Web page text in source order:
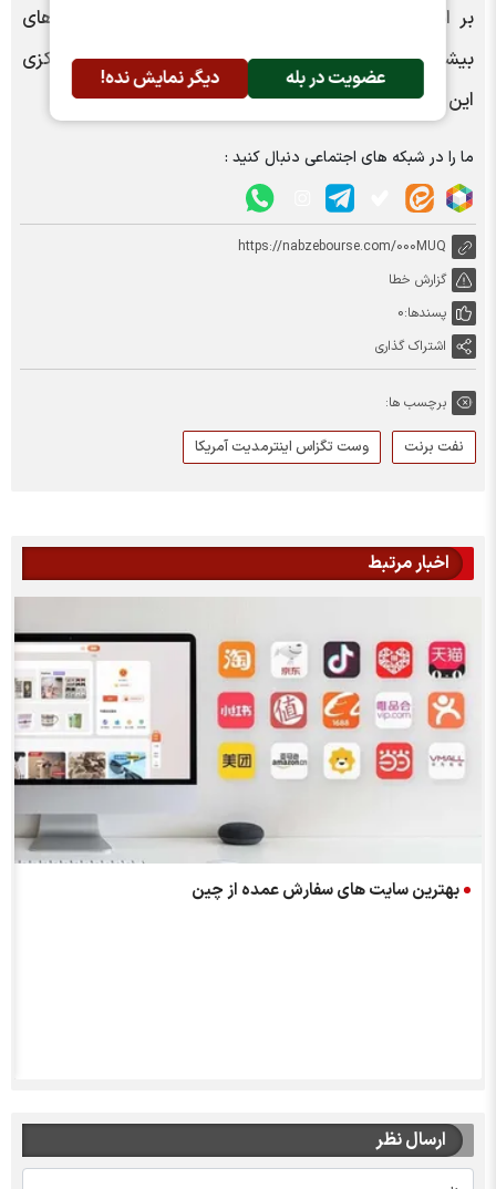
عضویت در بله دیگر نمایش نده!
بر اساس گزارش رویترز، بازارها آماده می‌شوند سیگنال‌های
بیشتر از داده‌های تورم آمریکا و اظهارات مقامات بانک مرکزی
این کشور در هفته جاری دریافت کنند. | خبرگزاری ایسنا
ما را در شبکه های اجتماعی دنبال کنید :
https://nabzebourse.com/000MUQ
گزارش خطا
پسندها:0
اشتراک گذاری
برچسب ها:
نفت برنت وست تگزاس اینترمدیت آمریکا
اخبار مرتبط
بهترین سایت های سفارش عمده از چین
ارسال نظر